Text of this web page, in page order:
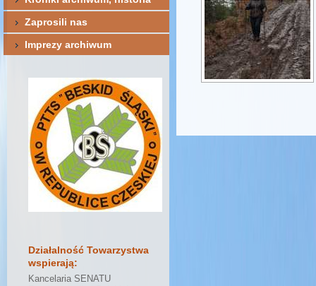
Zaprosili nas
Imprezy archiwum
Działalność Towarzystwa
wspierają:
Kancelaria SENATU